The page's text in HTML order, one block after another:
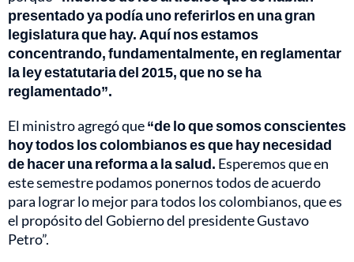
presentado ya podía uno referirlos en una gran
legislatura que hay. Aquí nos estamos
concentrando, fundamentalmente, en reglamentar
la ley estatutaria del 2015, que no se ha
reglamentado”.
El ministro agregó que“de lo que somos conscientes
hoy todos los colombianos es que hay necesidad
de hacer una reforma a la salud. Esperemos que en
este semestre podamos ponernos todos de acuerdo
para lograr lo mejor para todos los colombianos, que es
el propósito del Gobierno del presidente Gustavo
Petro”.